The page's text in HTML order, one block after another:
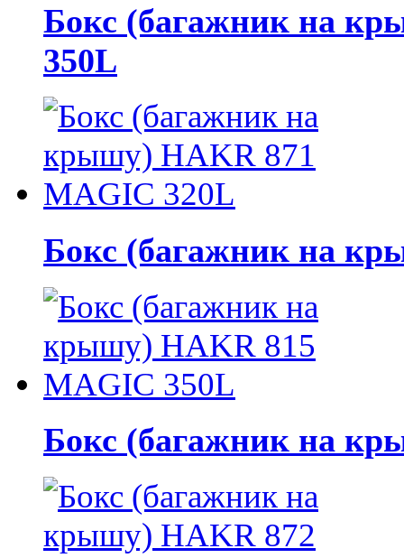
Бокс (багажник на
350L
Бокс (багажник на
Бокс (багажник на